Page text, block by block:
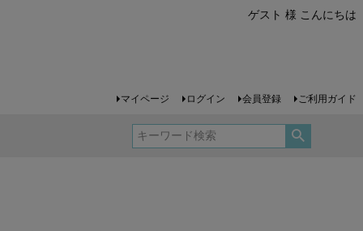
ゲスト 様 こんにちは
マイページ ログイン 会員登録 ご利用ガイド